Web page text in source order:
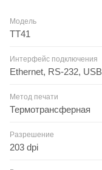
Модель
TT41
Интерфейс подключения
Ethernet, RS-232, USB
Метод печати
Термотрансферная
Разрешение
203 dpi